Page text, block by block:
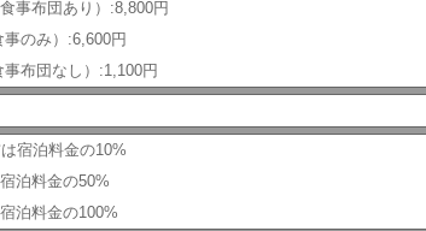
事布団あり）:8,800円
事のみ）:6,600円
事布団なし）:1,100円
宿泊料金の10%
泊料金の50%
泊料金の100%